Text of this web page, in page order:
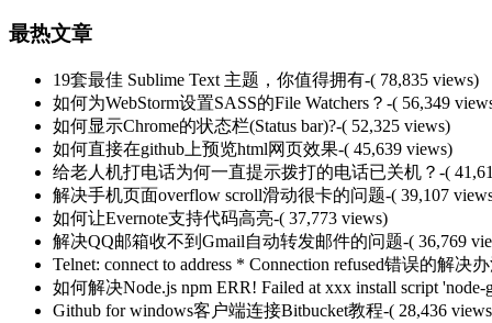
最热文章
19套最佳 Sublime Text 主题，你值得拥有-( 78,835 views)
如何为WebStorm设置SASS的File Watchers？ -( 56,349
如何显示Chrome的状态栏(Status bar)?-( 52,325 views)
如何直接在github上预览html网页效果-( 45,639 views)
给老人机打电话为何一直提示拨打的电话已关机？ -(
解决手机页面overflow scroll滑动很卡的问题-( 39,107
如何让Evernote支持代码高亮-( 37,773 views)
解决QQ邮箱收不到Gmail自动转发邮件的问题-( 36,769
Telnet: connect to address * Connection refused错误的解决
如何解决Node.js npm ERR! Failed at xxx install script 'node-
Github for windows客户端连接Bitbucket教程-( 28,436